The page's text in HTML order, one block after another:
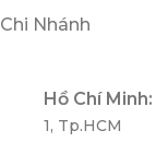
Chi Nhánh
Hồ Chí Minh:
1, Tp.HCM